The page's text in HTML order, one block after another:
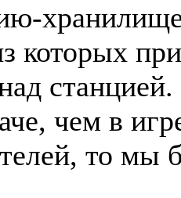
которых
чем в
то мы